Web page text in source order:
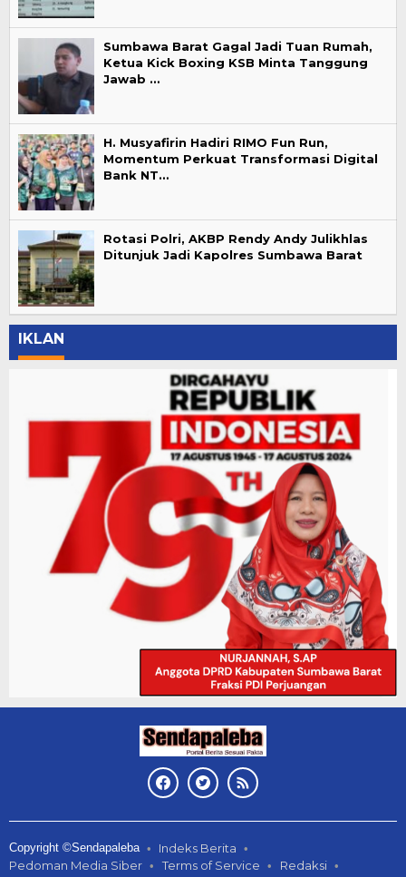
Sumbawa Barat Gagal Jadi Tuan Rumah,
Ketua Kick Boxing KSB Minta Tanggung
Jawab …
H. Musyafirin Hadiri RIMO Fun Run,
Momentum Perkuat Transformasi Digital
Bank NT…
Rotasi Polri, AKBP Rendy Andy Julikhlas
Ditunjuk Jadi Kapolres Sumbawa Barat
IKLAN
Copyright ©Sendapaleba
Indeks Berita
Pedoman Media Siber
Terms of Service
Redaksi